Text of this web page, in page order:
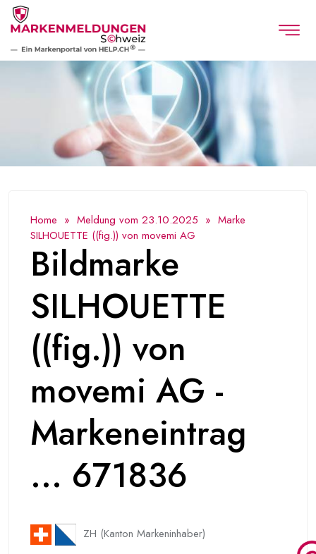
Home » Meldung vom 23.10.2025 » Marke
SILHOUETTE ((fig.)) von movemi AG
Bildmarke
SILHOUETTE
((fig.)) von
movemi AG -
Markeneintrag
... 671836
ZH (Kanton Markeninhaber)